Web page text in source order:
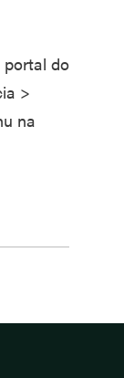
portal do
>
na